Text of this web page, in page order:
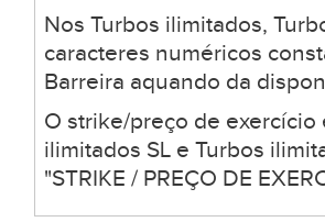
Nos Turbos ilimitados,
caracteres numéricos
Barreira aquando da
O strike/preço de exercício
ilimitados SL e Turbos
"STRIKE / PREÇO DE